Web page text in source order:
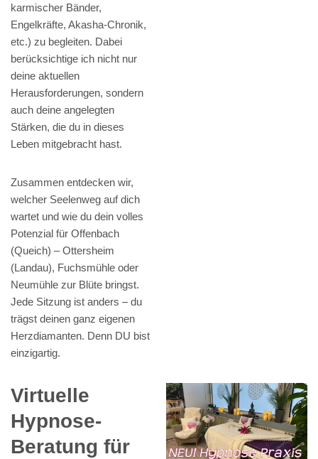
karmischer Bänder,
Engelkräfte, Akasha-Chronik,
etc.) zu begleiten. Dabei
berücksichtige ich nicht nur
deine aktuellen
Herausforderungen, sondern
auch deine angelegten
Stärken, die du in dieses
Leben mitgebracht hast.
Zusammen entdecken wir,
welcher Seelenweg auf dich
wartet und wie du dein volles
Potenzial für Offenbach
(Queich) – Ottersheim
(Landau), Fuchsmühle oder
Neumühle zur Blüte bringst.
Jede Sitzung ist anders – du
trägst deinen ganz eigenen
Herzdiamanten. Denn DU bist
einzigartig.
Virtuelle
Hypnose-
Beratung für